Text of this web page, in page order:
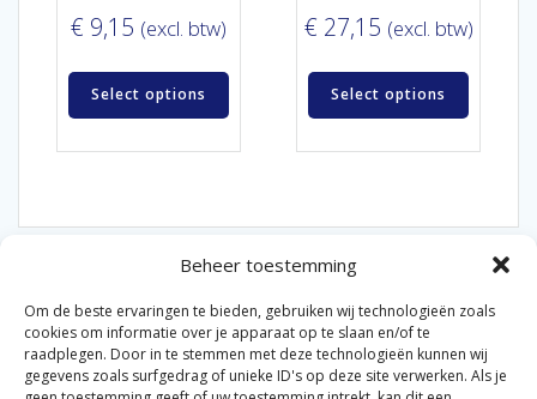
Beheer toestemming
Om de beste ervaringen te bieden, gebruiken wij technologieën zoals
cookies om informatie over je apparaat op te slaan en/of te
raadplegen. Door in te stemmen met deze technologieën kunnen wij
gegevens zoals surfgedrag of unieke ID's op deze site verwerken. Als je
€ 9,15 (excl. btw)
Select options
€ 27,15 (excl. btw)
Select options
© 2026 Van der Bel Las en Radiateurenbedrijf.